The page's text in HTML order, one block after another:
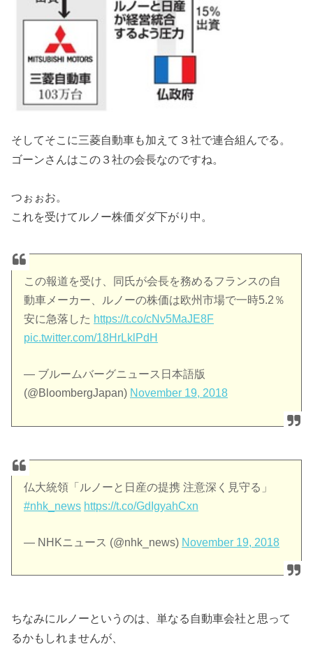
そしてそこに三菱自動車も加えて３社で連合組んでる。
ゴーンさんはこの３社の会長なのですね。
つぉぉお。
これを受けてルノー株価ダダ下がり中。
この報道を受け、同氏が会長を務めるフランスの自
動車メーカー、ルノーの株価は欧州市場で一時5.2％
安に急落した https://t.co/cNv5MaJE8F
pic.twitter.com/18HrLklPdH
— ブルームバーグニュース日本語版
(@BloombergJapan) November 19, 2018
仏大統領「ルノーと日産の提携 注意深く見守る」
#nhk_news https://t.co/GdIgyahCxn
— NHKニュース (@nhk_news) November 19, 2018
ちなみにルノーというのは、単なる自動車会社と思って
るかもしれませんが、